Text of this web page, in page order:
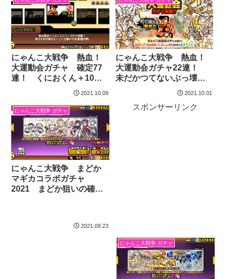
にゃんこ大戦争 熱血！
大運動会ガチャ 確定77
連！ くにおくん＋10へ
の道！ にゃんまのプラ
2021.10.09
にゃんこ大戦争 熱血！
大運動会ガチャ22連！
未だかつてないぶっ壊れ
キャラ 熱血硬派くにお
くんの性能と入手方法に
ついての詳細
2021.10.01
にゃんこ大戦争 ガチャ
にゃんこ大戦争 まどか
マギカコラボガチャ
2021 まどか狙いの確定
2021.09.23
スポンサーリンク
にゃんこ大戦争 ガチャ